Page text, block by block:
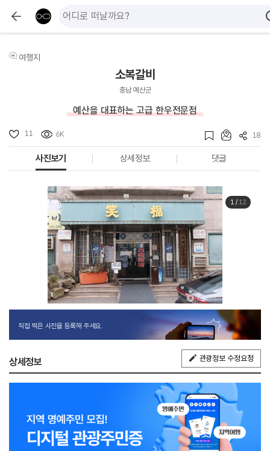
여행지
소복갈비
충남 예산군
예산을 대표하는 고급 한우전문점
11 6K 18
사진보기 상세정보 댓글
1/ 12
직접 찍은 사진을 등록해 주세요.
상세정보 관광정보 수정요청